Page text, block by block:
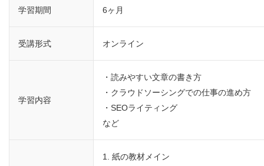
学習期間 6ヶ月
受講形式 オンライン
学習内容
・読みやすい文章の書き方
・クラウドソーシングでの仕事の進め方
・SEOライティング
など
1. 紙の教材メイン